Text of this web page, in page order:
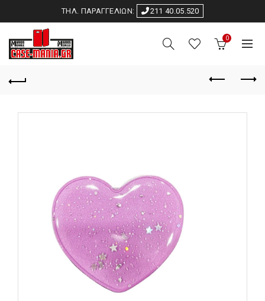
ΤΗΛ. ΠΑΡΑΓΓΕΛΙΩΝ: 211 40.05.520
0